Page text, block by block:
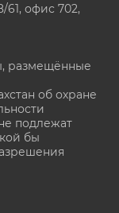
61, офис 702,
размещённые
об охране
подлежат
бы